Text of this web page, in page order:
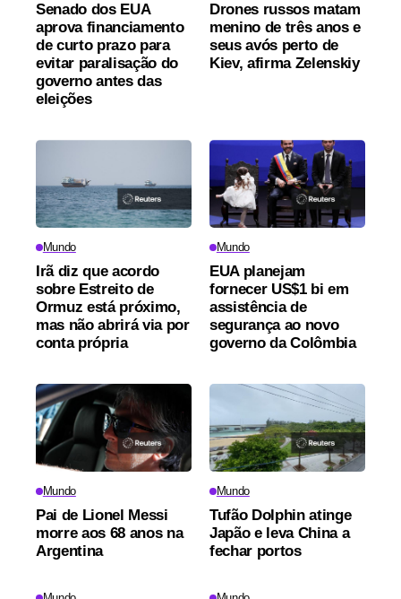
Senado dos EUA
aprova financiamento
de curto prazo para
evitar paralisação do
governo antes das
eleições
Drones russos matam
menino de três anos e
seus avós perto de
Kiev, afirma Zelenskiy
Mundo
Irã diz que acordo
sobre Estreito de
Ormuz está próximo,
mas não abrirá via por
conta própria
Mundo
EUA planejam
fornecer US$1 bi em
assistência de
segurança ao novo
governo da Colômbia
Mundo
Pai de Lionel Messi
morre aos 68 anos na
Argentina
Mundo
Tufão Dolphin atinge
Japão e leva China a
fechar portos